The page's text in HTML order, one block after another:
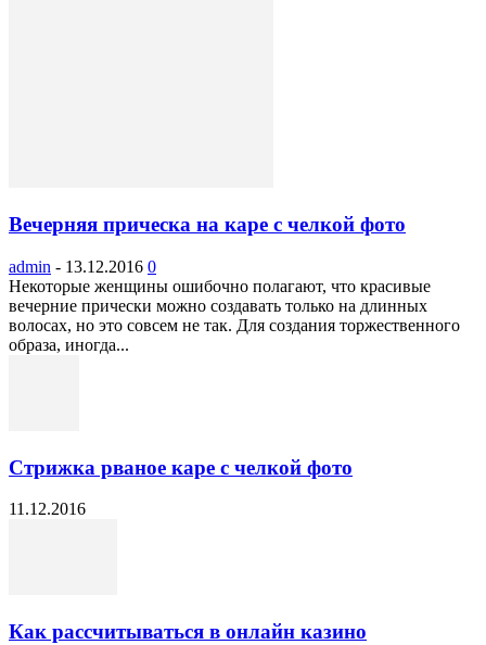
Вечерняя прическа на каре с челкой фото
admin - 13.12.2016 0
Некоторые женщины ошибочно полагают, что красивые
вечерние прически можно создавать только на длинных
волосах, но это совсем не так. Для создания торжественного
образа, иногда...
Стрижка рваное каре с челкой фото
11.12.2016
Как рассчитываться в онлайн казино